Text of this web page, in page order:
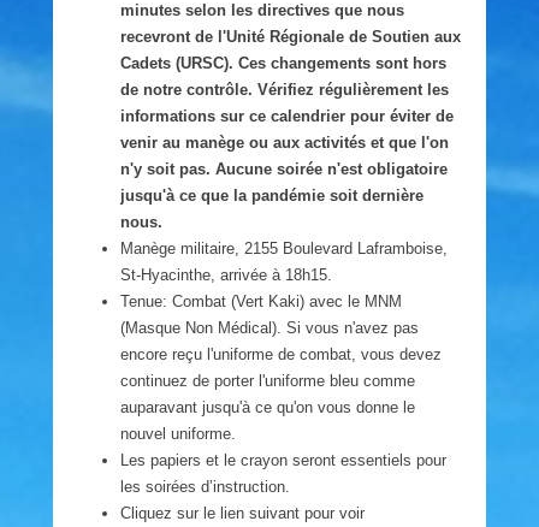
minutes selon les directives que nous
recevront de l'Unité Régionale de Soutien aux
Cadets (URSC). Ces changements sont hors
de notre contrôle. Vérifiez régulièrement les
informations sur ce calendrier pour éviter de
venir au manège ou aux activités et que l'on
n'y soit pas. Aucune soirée n'est obligatoire
jusqu'à ce que la pandémie soit dernière
nous.
Manège militaire, 2155 Boulevard Laframboise,
St-Hyacinthe, arrivée à 18h15.
Tenue: Combat (Vert Kaki) avec le MNM
(Masque Non Médical). Si vous n'avez pas
encore reçu l'uniforme de combat, vous devez
continuez de porter l'uniforme bleu comme
auparavant jusqu'à ce qu'on vous donne le
nouvel uniforme.
Les papiers et le crayon seront essentiels pour
les soirées d’instruction.
Cliquez sur le lien suivant pour voir